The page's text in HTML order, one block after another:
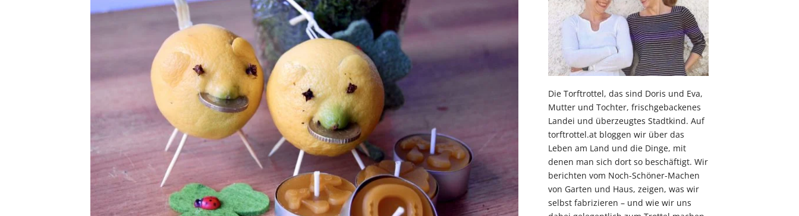
Die Torftrottel, das sind Doris und Eva,
Mutter und Tochter, frischgebackenes
Landei und überzeugtes Stadtkind. Auf
torftrottel.at bloggen wir über das
Leben am Land und die Dinge, mit
denen man sich dort so beschäftigt. Wir
berichten vom Noch-Schöner-Machen
von Garten und Haus, zeigen, was wir
selbst fabrizieren – und wie wir uns